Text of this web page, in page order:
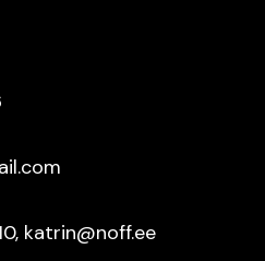
katrin@noff.ee